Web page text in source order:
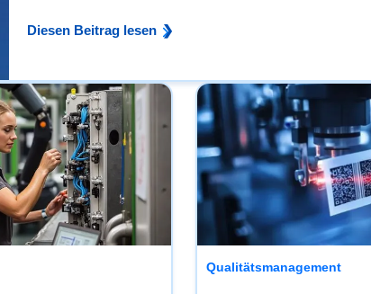
Diesen Beitrag lesen
Qualitätsmanagement